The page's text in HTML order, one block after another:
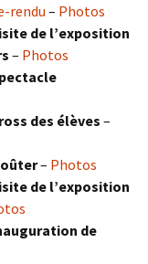
rendu – Photos
de l’exposition
– Photos
des élèves–
– Photos
de l’exposition
de